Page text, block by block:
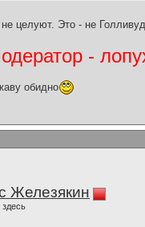
не целуют. Это - не
-
обидно
Железякин